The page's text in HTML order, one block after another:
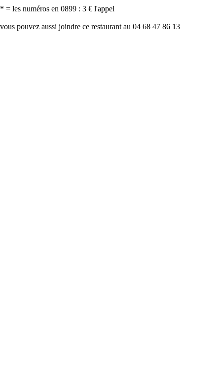
* = les numéros en 0899 : 3 € l'appel
vous pouvez aussi joindre ce restaurant au 04 68 47 86 13